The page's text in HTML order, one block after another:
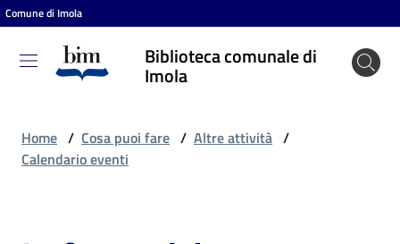
Vai al contenuto
Vai alla navigazione
Vai al footer
Comune di Imola
Biblioteca comunale di
Imola
Biblioteca
comunale
Home / Cosa puoi fare / Altre attività /
Calendario eventi